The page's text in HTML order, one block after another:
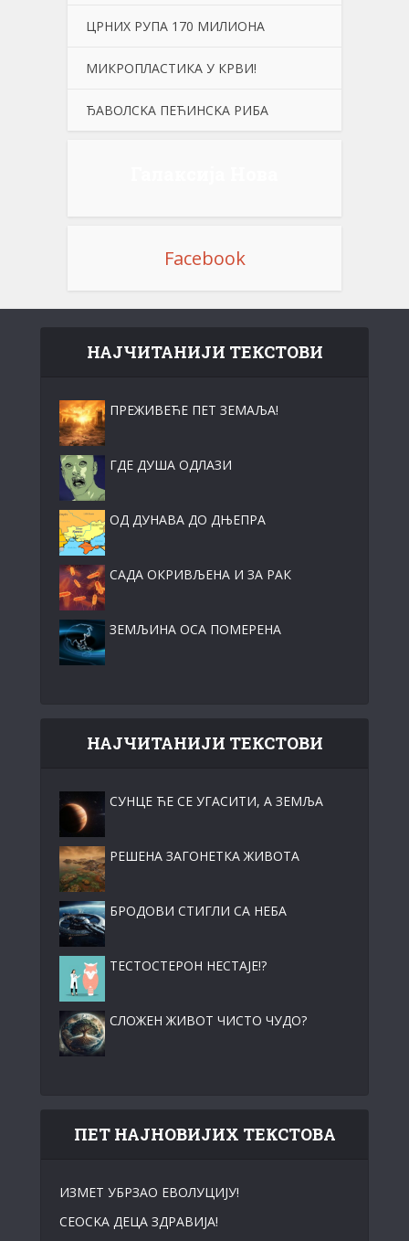
ЦРНИХ РУПА 170 МИЛИОНА
МИКРОПЛАСТИКА У КРВИ!
ЂАВОЛСKА ПЕЋИНСKА РИБА
Facebook
НАЈЧИТАНИЈИ ТЕКСТОВИ
ПРЕЖИВЕЋЕ ПЕТ ЗЕМАЉА!
ГДЕ ДУША ОДЛАЗИ
ОД ДУНАВА ДО ДЊЕПРА
САДА ОКРИВЉЕНА И ЗА РАК
ЗЕМЉИНА ОСА ПОМЕРЕНА
НАЈЧИТАНИЈИ ТЕКСТОВИ
СУНЦЕ ЋЕ СЕ УГАСИТИ, А ЗЕМЉА
РЕШЕНА ЗАГОНЕТКА ЖИВОТА
БРОДОВИ СТИГЛИ СА НЕБА
ТЕСТОСТЕРОН НЕСТАЈЕ!?
СЛОЖЕН ЖИВОТ ЧИСТО ЧУДО?
ПЕТ НАЈНОВИЈИХ ТЕКСТОВА
ИЗМЕТ УБРЗАО ЕВОЛУЦИЈУ!
СЕОСKА ДЕЦА ЗДРАВИЈА!